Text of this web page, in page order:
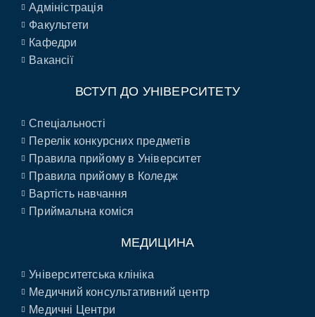
Адміністрація
Факультети
Кафедри
Вакансії
ВСТУП ДО УНІВЕРСИТЕТУ
Спеціальності
Перелік конкурсних предметів
Правила прийому в Університет
Правила прийому в Коледж
Вартість навчання
Приймальна коміся
МЕДИЦИНА
Університетська клініка
Медичний консультативний центр
Медичні Центри